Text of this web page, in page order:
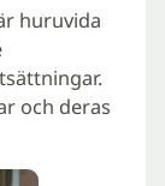
huruvida
och deras